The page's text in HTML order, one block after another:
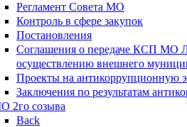
Регламент Совета МО
Контроль в сфере закупок
Постановления
Соглашения о передаче КСП МО
осуществлению внешнего
Проекты на антикоррупционную
Заключения по результатам
2го созыва
Back